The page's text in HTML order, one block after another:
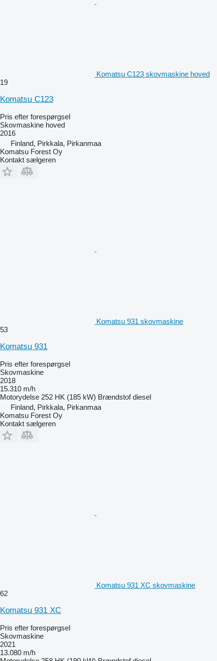
Komatsu C123 skovmaskine hoved
19
Komatsu C123
Pris efter forespørgsel
Skovmaskine hoved
2016
Finland, Pirkkala, Pirkanmaa
Komatsu Forest Oy
Kontakt sælgeren
Komatsu 931 skovmaskine
53
Komatsu 931
Pris efter forespørgsel
Skovmaskine
2018
15.310 m/h
Motorydelse 252 HK (185 kW) Brændstof diesel
Finland, Pirkkala, Pirkanmaa
Komatsu Forest Oy
Kontakt sælgeren
Komatsu 931 XC skovmaskine
62
Komatsu 931 XC
Pris efter forespørgsel
Skovmaskine
2021
13.080 m/h